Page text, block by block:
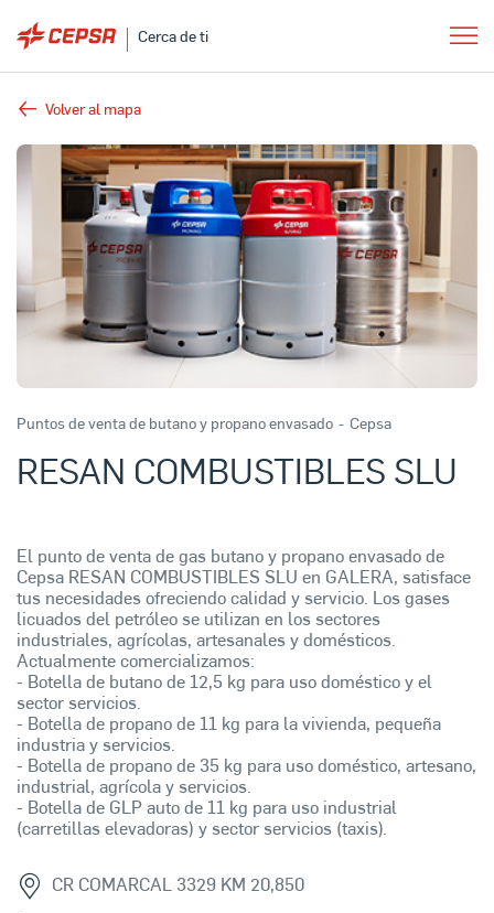
Cerca de ti
Volver al mapa
Puntos de venta de butano y propano envasado - Cepsa
RESAN COMBUSTIBLES SLU
El punto de venta de gas butano y propano envasado de
Cepsa RESAN COMBUSTIBLES SLU en GALERA, satisface
tus necesidades ofreciendo calidad y servicio. Los gases
licuados del petróleo se utilizan en los sectores
industriales, agrícolas, artesanales y domésticos.
Actualmente comercializamos:
- Botella de butano de 12,5 kg para uso doméstico y el
sector servicios.
- Botella de propano de 11 kg para la vivienda, pequeña
industria y servicios.
- Botella de propano de 35 kg para uso doméstico, artesano,
industrial, agrícola y servicios.
- Botella de GLP auto de 11 kg para uso industrial
(carretillas elevadoras) y sector servicios (taxis).
CR COMARCAL 3329 KM 20,850